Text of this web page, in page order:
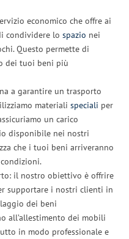
economico che offre ai
condividere lo spazio nei
Questo permette di
dei tuoi beni più
a garantire un trasporto
materiali speciali per
un carico
disponibile nei nostri
che i tuoi beni arriveranno
il nostro obiettivo è offrire
supportare i nostri clienti in
dei beni
all’allestimento dei mobili
in modo professionale e